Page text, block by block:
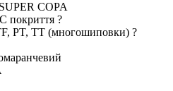
COPA
покриття ?
PT, TT (многошиповки) ?